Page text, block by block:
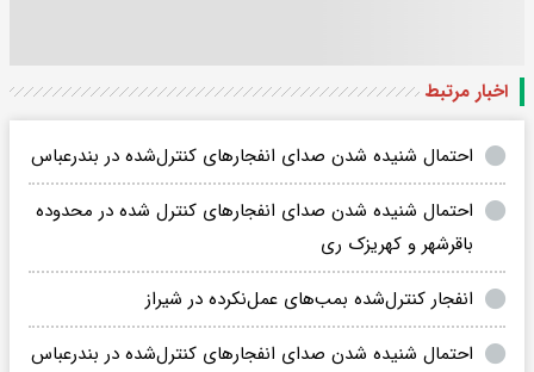
اخبار مرتبط
احتمال شنیده شدن صدای انفجارهای کنترل‌شده در بندرعباس
احتمال شنیده شدن صدای انفجارهای کنترل شده در محدوده
باقرشهر و کهریزک ری
انفجار کنترل‌شده بمب‌های عمل‌نکرده در شیراز
احتمال شنیده شدن صدای انفجارهای کنترل‌شده در بندرعباس